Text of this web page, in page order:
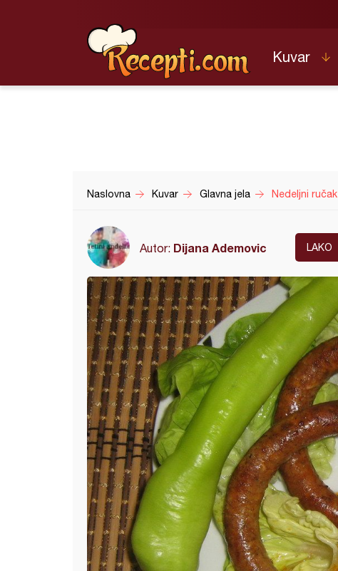
Kuvar
Naslovna Kuvar Glavna jela Nedeljni ručak
Autor: Dijana Ademovic LAKO